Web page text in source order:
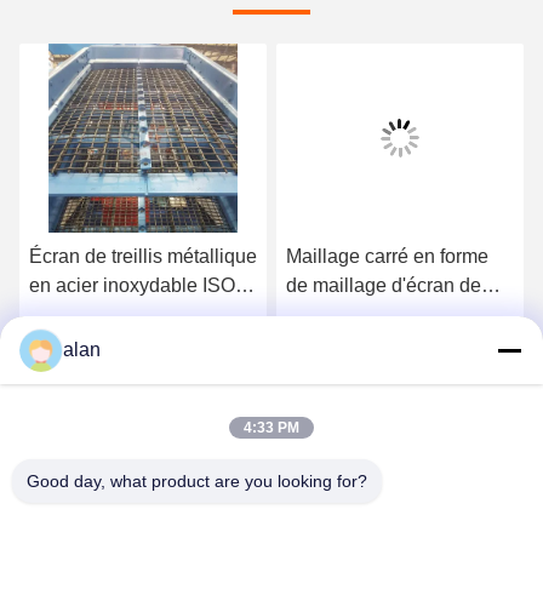
Écran de treillis métallique
en acier inoxydable ISO
9001
Obtenez le meilleur prix
Maillage carré en forme
de maillage d'écran de
carrière avec couvertures
Obtenez le meilleur prix
alan
4:33 PM
Good day, what product are you looking for?